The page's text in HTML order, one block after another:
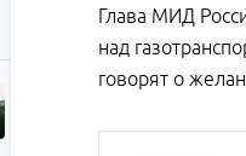
Глава МИД
над
говорят о